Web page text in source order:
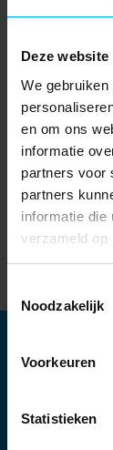
Deze
We
en om ons
informatie
partners voor
partners
informatie die
verzameld op
Noodzakelijk
Voorkeuren
Statistieken
Partners